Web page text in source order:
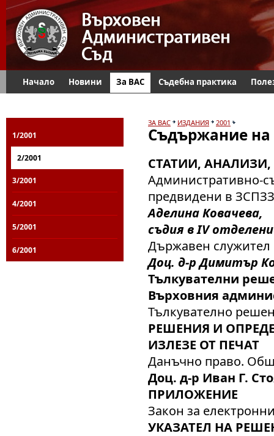
Начало Новини За ВАС Съдебна практика
1/2001
2/2001
3/2001
4/2001
5/2001
6/2001
ЗА ВАС ИЗДАНИЯ 2001
Съдържание на
СТАТИИ,
Административно-
предвидени в
Аделина Ковачева,
съдия в IV
Държавен служител
Доц. д-р Димитър
Тълкувателни
Върховния
Тълкувателно
РЕШЕНИЯ И
ИЗЛЕЗЕ ОТ ПЕЧАТ
Данъчно право.
Доц. д-р Иван Г.
ПРИЛОЖЕНИЕ
Закон за
УКАЗАТЕЛ НА